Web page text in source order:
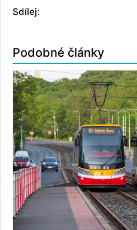
Sdílej:
Podobné články